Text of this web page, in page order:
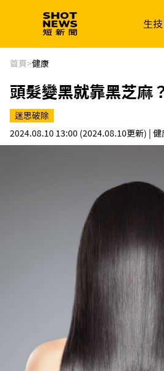
生技
生技 政治
新南向 體育
首頁>健康
頭髮變黑就靠黑芝麻
迷思破除
2024.08.10 13:00 (2024.08.10更新) |